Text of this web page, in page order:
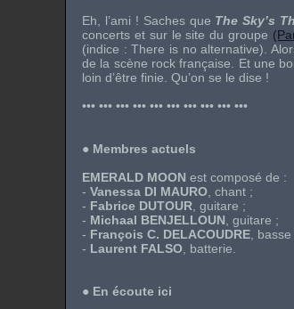
Eh, l’ami ! Saches que The Sky’s
concerts et sur le site du groupe
(indice : There is no alternative).
de la scène rock française. Et une
loin d’être finie. Qu’on se le dise !
••• ••• ••• ••• ••• ••• ••• ••• ••• •••
● Membres actuels
EMERALD MOON est composé de :
- Vanessa DI MAURO , chant ;
- Fabrice DUTOUR , guitare ;
- Michaal BENJELLOUN , guitare ;
- François C. DELACOUDRE , basse
- Laurent FALSO , batterie.
● En écoute ici